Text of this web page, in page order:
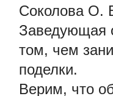
Соколова О.
Заведующая
том, чем
поделки.
Верим, что